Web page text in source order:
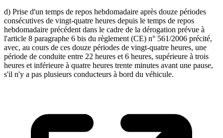
d) Prise d'un temps de repos hebdomadaire après douze périodes
consécutives de vingt-quatre heures depuis le temps de repos
hebdomadaire précédent dans le cadre de la dérogation prévue à
l'article 8 paragraphe 6 bis du règlement (CE) n° 561/2006 précité,
avec, au cours de ces douze périodes de vingt-quatre heures, une
période de conduite entre 22 heures et 6 heures, supérieure à trois
heures et inférieure à quatre heures trente minutes avant une pause,
s'il n'y a pas plusieurs conducteurs à bord du véhicule.